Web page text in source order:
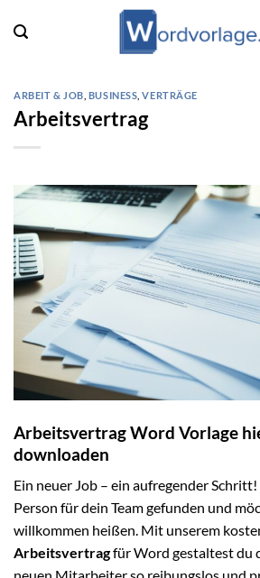
Inhalt
ARBEIT & JOB BUSINESS ,VERTRÄGE
Arbeitsvertrag
Arbeitsvertrag Word Vorlage
downloaden
Ein neuer Job – ein aufregender
Person für dein Team gefunden und
willkommen heißen. Mit unserem
Arbeitsvertragfür Word gestaltest du